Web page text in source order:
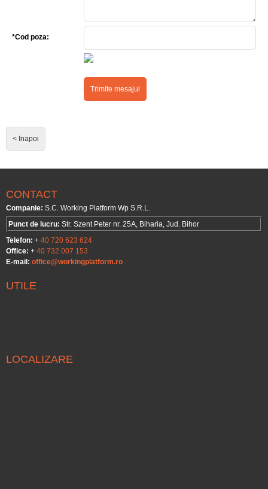
*Cod poza:
< Inapoi
CONTACT
Companie: S.C. Working Platform Wp S.R.L.
Punct de lucru: Str. Szent Peter nr. 25A, Biharia, Jud. Bihor
Telefon: + 40 720 623 624
Office: + 40 732 007 153
E-mail: office@workingplatform.ro
UTILE
LOCALIZARE